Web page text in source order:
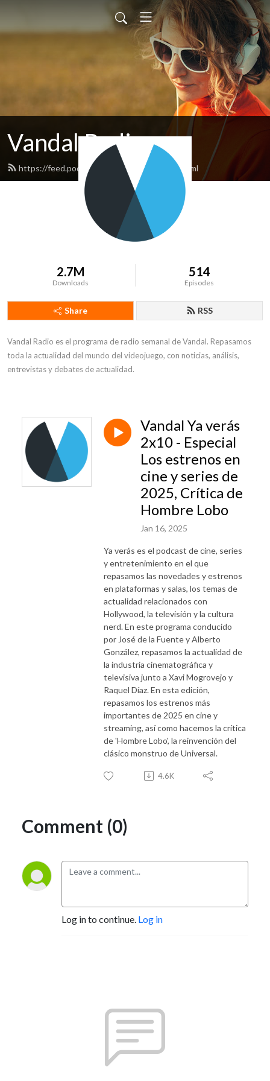
Vandal Radio
https://feed.podbean.com/vandalradio/feed.xml
2.7M
Downloads
514
Episodes
Share RSS
Vandal Radio es el programa de radio semanal de Vandal. Repasamos
toda la actualidad del mundo del videojuego, con noticias, análisis,
entrevistas y debates de actualidad.
Vandal Ya verás
2x10 - Especial
Los estrenos en
cine y series de
2025, Crítica de
Hombre Lobo
Jan 16, 2025
Ya verás es el podcast de cine, series
y entretenimiento en el que
repasamos las novedades y estrenos
en plataformas y salas, los temas de
actualidad relacionados con
Hollywood, la televisión y la cultura
nerd. En este programa conducido
por José de la Fuente y Alberto
González, repasamos la actualidad de
la industria cinematográfica y
televisiva junto a Xavi Mogrovejo y
Raquel Díaz. En esta edición,
repasamos los estrenos más
importantes de 2025 en cine y
streaming, así como hacemos la crítica
de 'Hombre Lobo', la reinvención del
clásico monstruo de Universal.
4.6K
Comment (0)
Log in to continue. Log in